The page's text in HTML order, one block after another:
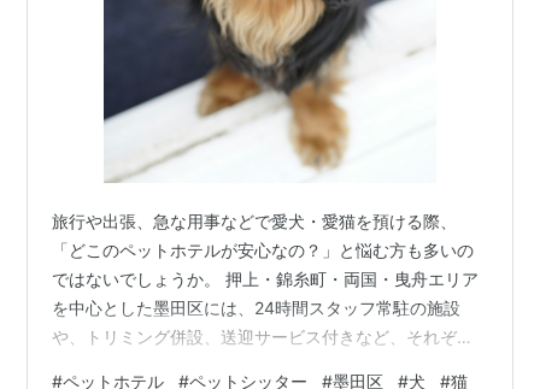
旅行や出張、急な用事などで愛犬・愛猫を預ける際、
「どこのペットホテルが安心なの？」と悩む方も多いの
ではないでしょうか。 押上・錦糸町・両国・曳舟エリア
を中心とした墨田区には、24時間スタッフ常駐の施設
や、トリミング併設、送迎サービス付きなど、それぞれ
#ペットホテル #ペットシッター #墨田区 #犬 #猫